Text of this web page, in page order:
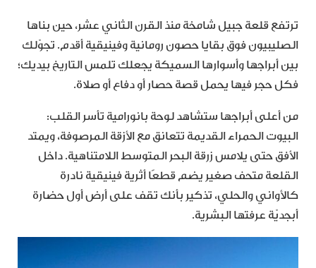
ترتفع قلعة جبيل شامخة منذ القرن الثاني عشر، حين بناها
الصليبيون فوق بقايا حصون رومانية وفينيقية أقدم. تجوّلك
بين أبراجها وأسوارها السميكة يجعلك تلمس التاريخ بيديك؛
فكل حجر فيها يحمل قصة حصار أو دفاع أو صلاة.
من أعلى أبراجها ستشاهد لوحة بانورامية تأسر القلب:
البيوت الحمراء القديمة تتعانق مع الأزقة المرصوفة، ويمتد
الأفق حتى يلامس زرقة البحر المتوسط اللامتناهية. داخل
القلعة متحف صغير يضم قطعًا أثرية فينيقية نادرة
كالأواني والحلي، تذكير بأنك تقف على أرض أول حضارة
أبجديّة عرفتها البشرية.